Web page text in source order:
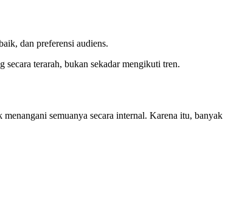
dan preferensi audiens.
secara terarah, bukan sekadar mengikuti tren.
semuanya secara internal. Karena itu, banyak